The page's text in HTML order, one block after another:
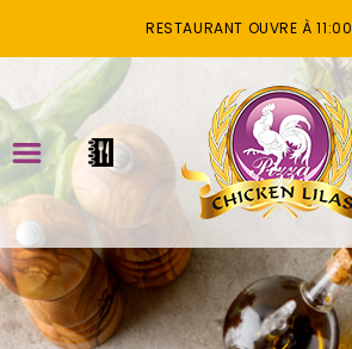
RESTAURANT OUVRE À 11:00
ACCUEIL
LA CARTE